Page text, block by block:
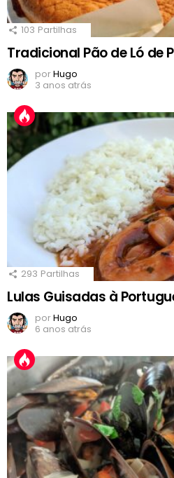
103 Partilhas
Tradicional Pão de Ló de
porHugo
3 anos atrás
293 Partilhas
Lulas Guisadas à
porHugo
6 anos atrás